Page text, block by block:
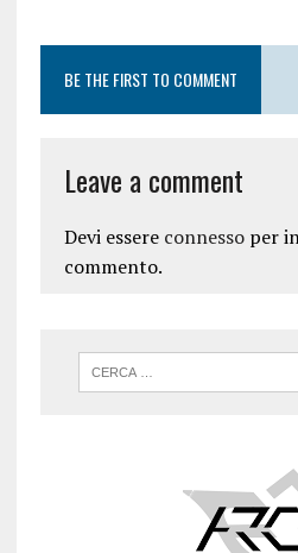
BE THE FIRST TO COMMENT
Leave a comment
Devi essere connessoper
commento.